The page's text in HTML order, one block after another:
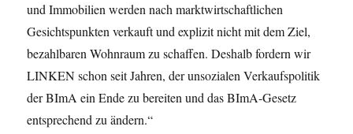
und Immobilien werden nach marktwirtschaftlichen
Gesichtspunkten verkauft und explizit nicht mit dem Ziel,
bezahlbaren Wohnraum zu schaffen. Deshalb fordern wir
LINKEN schon seit Jahren, der unsozialen Verkaufspolitik
der BImA ein Ende zu bereiten und das BImA-Gesetz
entsprechend zu ändern.“